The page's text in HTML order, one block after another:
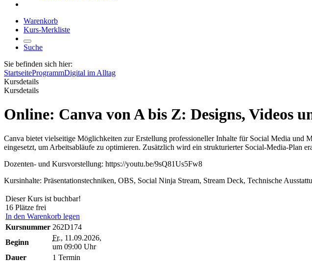
Warenkorb
Kurs-Merkliste
Suche
Sie befinden sich hier:
StartseiteProgrammDigital im Alltag
Kursdetails
Kursdetails
Online: Canva von A bis Z: Designs, Videos
Canva bietet vielseitige Möglichkeiten zur Erstellung professioneller Inhalte für Social Media und
eingesetzt, um Arbeitsabläufe zu optimieren. Zusätzlich wird ein strukturierter Social-Media-Plan
Dozenten- und Kursvorstellung: https://youtu.be/9sQ81Us5Fw8
Kursinhalte: Präsentationstechniken, OBS, Social Ninja Stream, Stream Deck, Technische
Dieser Kurs ist buchbar!
16 Plätze frei
In den Warenkorb legen
Kursnummer 262D174
Beginn
Fr., 11.09.2026,
um 09:00 Uhr
Dauer
1 Termin